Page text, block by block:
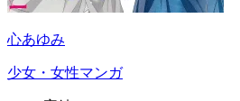
心あゆみ
少女・女性マンガ